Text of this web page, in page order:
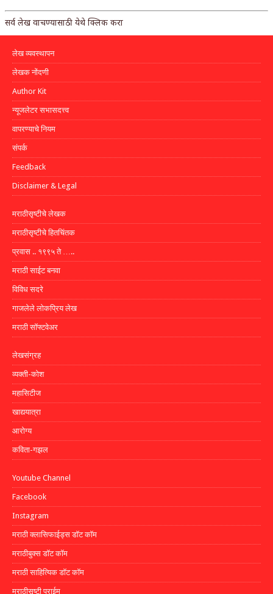
सर्व लेख वाचण्यासाठी येथे क्लिक करा
लेख व्यवस्थापन
लेखक नोंदणी
Author Kit
न्यूजलेटर सभासदत्त्व
वापरण्याचे नियम
संपर्क
Feedback
Disclaimer & Legal
मराठीसृष्टीचे लेखक
मराठीसृष्टीचे हितचिंतक
प्रवास .. १९९५ ते …..
मराठी साईट बनवा
विविध सदरे
गाजलेले लोकप्रिय लेख
मराठी सॉफ्टवेअर
लेखसंग्रह
व्यक्ती-कोश
महासिटीज
खाद्ययात्रा
आरोग्य
कविता-गझल
Youtube Channel
Facebook
Instagram
मराठी क्लासिफाईड्स डॉट कॉम
मराठीबुक्स डॉट कॉम
मराठी साहित्यिक डॉट कॉम
मराठीसृष्टी प्राईम